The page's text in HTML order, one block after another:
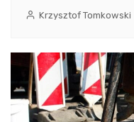
Krzysztof Tomkowski